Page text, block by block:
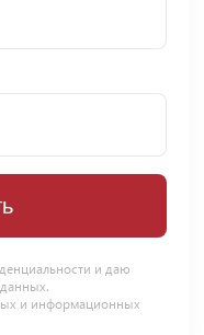
и даю
.
и информационных